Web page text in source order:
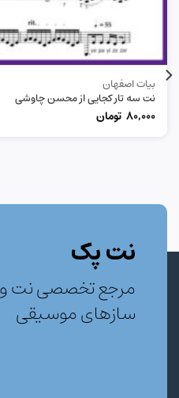
بیات اصفهان
نت سه تار کجایی از محسن چاوشی
80,000 تومان
نت پک
مرجع تخصصی نت و
سازهای موسیقی